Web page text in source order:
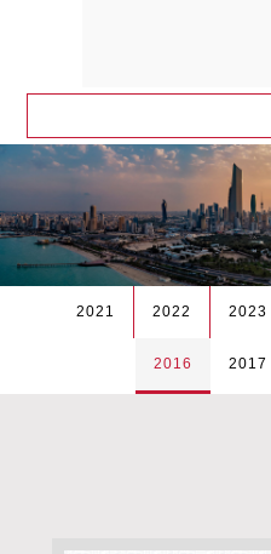
2023
2022
2021
2017
2016